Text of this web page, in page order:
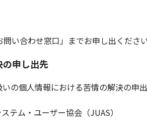
い合わせ窓口」までお申し出くださ
申し出先
の個人情報における苦情の解決の申
テム・ユーザー協会（JUAS）